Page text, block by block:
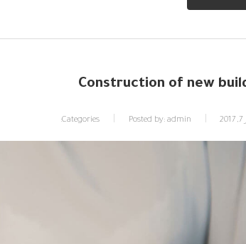
Construction of new
Posted by: admin
Categories: